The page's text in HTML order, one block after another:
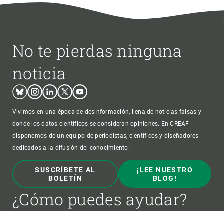
No te pierdas ninguna
noticia
BlueskyInstagram
LinkedinTwitterYoutube
Vivimos en una época de desinformación, llena de noticias falsas y
donde los datos científicos se consideran opiniones. En CREAF
disponemos de un equipo de periodistas, científicos y diseñadores
dedicados a la difusión del conocimiento.
SUSCRÍBETE AL
BOLETÍN
¡LEE NUESTRO
BLOG!
¿Cómo puedes ayudar?